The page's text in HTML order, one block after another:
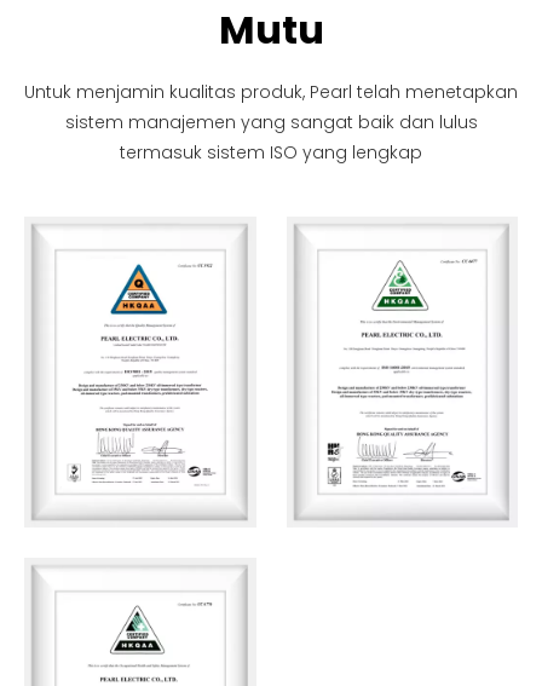
Mutu
Untuk menjamin kualitas produk, Pearl telah menetapkan
sistem manajemen yang sangat baik dan lulus
termasuk sistem ISO yang lengkap